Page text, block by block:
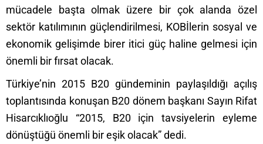
mücadele başta olmak üzere bir çok alanda özel
sektör katılımının güçlendirilmesi, KOBİlerin sosyal ve
ekonomik gelişimde birer itici güç haline gelmesi için
önemli bir fırsat olacak.
Türkiye’nin 2015 B20 gündeminin paylaşıldığı açılış
toplantısında konuşan B20 dönem başkanı Sayın Rifat
Hisarcıklıoğlu “2015, B20 için tavsiyelerin eyleme
dönüştüğü önemli bir eşik olacak” dedi.